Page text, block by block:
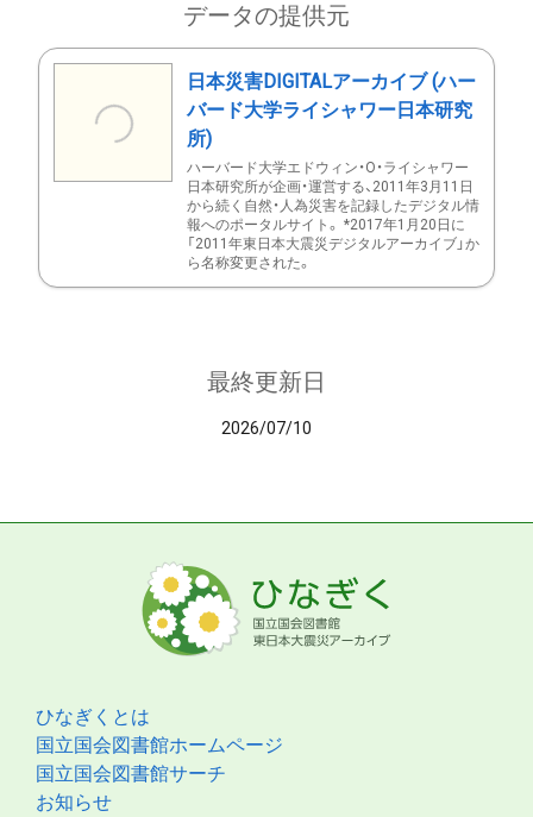
データの提供元
日本災害DIGITALアーカイブ (ハー
バード大学ライシャワー日本研究
所)
ハーバード大学エドウィン・O・ライシャワー
日本研究所が企画・運営する、2011年3月11日
から続く自然・人為災害を記録したデジタル情
報へのポータルサイト。 *2017年1月20日に
「2011年東日本大震災デジタルアーカイブ」か
ら名称変更された。
最終更新日
2026/07/10
ひなぎくとは
国立国会図書館ホームページ
国立国会図書館サーチ
お知らせ